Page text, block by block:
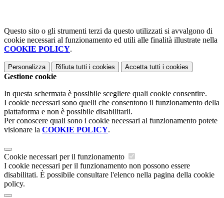
Questo sito o gli strumenti terzi da questo utilizzati si avvalgono di
cookie necessari al funzionamento ed utili alle finalità illustrate nella
COOKIE POLICY.
Personalizza Rifiuta tutti i cookies Accetta tutti i cookies
Gestione cookie
In questa schermata è possibile scegliere quali cookie consentire.
I cookie necessari sono quelli che consentono il funzionamento della
piattaforma e non è possibile disabilitarli.
Per conoscere quali sono i cookie necessari al funzionamento potete
visionare la COOKIE POLICY.
Cookie necessari per il funzionamento
I cookie necessari per il funzionamento non possono essere
disabilitati. È possibile consultare l'elenco nella pagina della cookie
policy.